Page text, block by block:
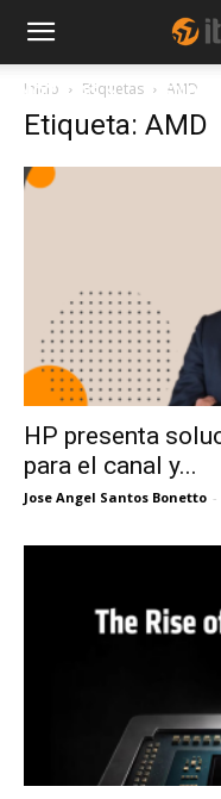
NOTICIAS
Inicio Etiquetas AMD
Etiqueta: AMD
HP presenta
para el canal y...
Jose Angel Santos Bonetto -